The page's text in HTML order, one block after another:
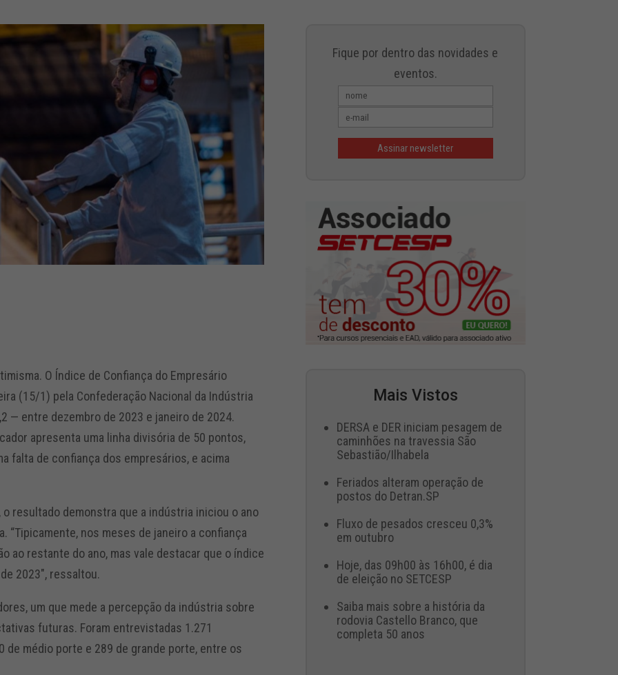
O Índice de Confiança do Empresário
(15/1) pela Confederação Nacional da Indústria
— entre dezembro de 2023 e janeiro de 2024.
apresenta uma linha divisória de 50 pontos,
falta de confiança dos empresários, e acima
resultado demonstra que a indústria iniciou o ano
“Tipicamente, nos meses de janeiro a confiança
ao restante do ano, mas vale destacar que o índice
2023″, ressaltou.
um que mede a percepção da indústria sobre
futuras. Foram entrevistadas 1.271
de médio porte e 289 de grande porte, entre os
Fique por dentro das novidades e
eventos.
Mais Vistos
DERSA e DER iniciam pesagem de
caminhões na travessia São
Sebastião/Ilhabela
Feriados alteram operação de
postos do Detran.SP
Fluxo de pesados cresceu 0,3%
em outubro
Hoje, das 09h00 às 16h00, é dia
de eleição no SETCESP
Saiba mais sobre a história da
rodovia Castello Branco, que
completa 50 anos